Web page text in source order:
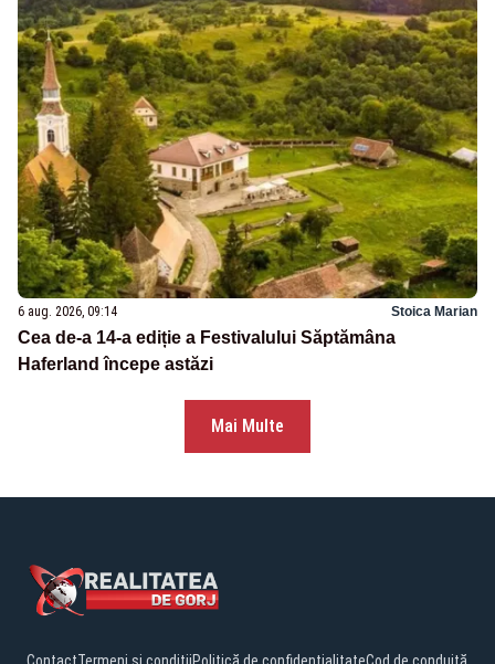
6 aug. 2026, 09:14 Stoica Marian
Cea de-a 14-a ediție a Festivalului Săptămâna
Haferland începe astăzi
Mai Multe